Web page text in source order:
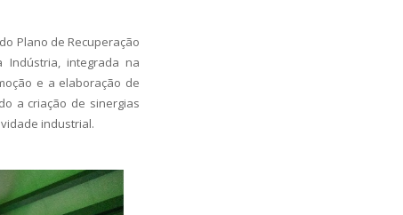
Plano de Recuperação
Indústria, integrada na
e a elaboração de
a criação de sinergias
industrial.